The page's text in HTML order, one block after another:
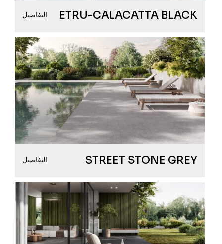
ETRU-CALACATTA BLACK التفاصيل
STREET STONE GREY التفاصيل